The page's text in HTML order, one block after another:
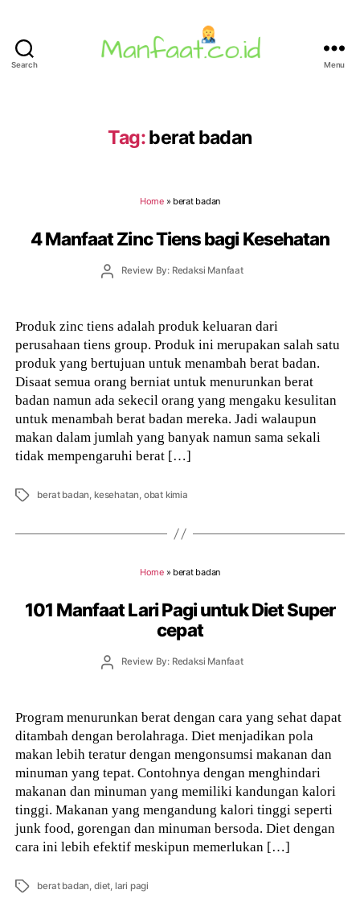
Search Menu
Tag:berat badan
Home» berat badan
4 Manfaat Zinc Tiens bagi Kesehatan
PostReview By: Redaksi Manfaat
Produk zinc tiens adalah produk keluaran dari
perusahaan tiens group. Produk ini merupakan salah satu
produk yang bertujuan untuk menambah berat badan.
Disaat semua orang berniat untuk menurunkan berat
badan namun ada sekecil orang yang mengaku kesulitan
untuk menambah berat badan mereka. Jadi walaupun
makan dalam jumlah yang banyak namun sama sekali
tidak mempengaruhi berat […]
Tags berat badan, kesehatan, obat kimia
Home» berat badan
101 Manfaat Lari Pagi untuk Diet Super
cepat
PostReview By: Redaksi Manfaat
Program menurunkan berat dengan cara yang sehat dapat
ditambah dengan berolahraga. Diet menjadikan pola
makan lebih teratur dengan mengonsumsi makanan dan
minuman yang tepat. Contohnya dengan menghindari
makanan dan minuman yang memiliki kandungan kalori
tinggi. Makanan yang mengandung kalori tinggi seperti
junk food, gorengan dan minuman bersoda. Diet dengan
cara ini lebih efektif meskipun memerlukan […]
Tags berat badan, diet, lari pagi